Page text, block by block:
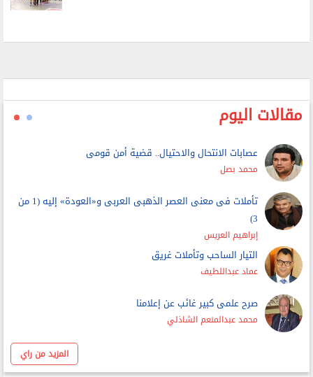
مقالات اليوم
عصابات الانتحال والاحتيال.. قضية أمن قومى
محمد بصل
تأملات فى معنى العصر الذهبى العربى و«العودة» إليه (1 من
3)
إبراهيم العريس
التيار الساحب وتأملات غريق
عماد عبداللطيف
صرح علمى كبير غائب عن إعلامنا
محمد عبدالمنعم الشاذلي
المزيد من راي